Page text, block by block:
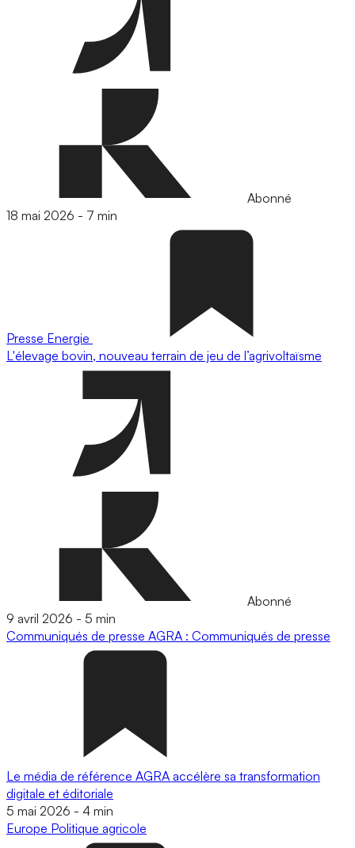
Abonné
18 mai 2026 - 7 min
Presse Energie
L'élevage bovin, nouveau terrain de jeu de l’agrivoltaïsme
Abonné
9 avril 2026 - 5 min
Communiqués de presse AGRA : Communiqués de presse
Le média de référence AGRA accélère sa transformation
digitale et éditoriale
5 mai 2026 - 4 min
Europe Politique agricole